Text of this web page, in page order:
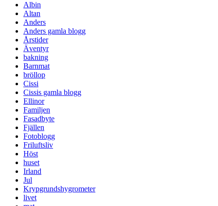
Albin
Altan
Anders
Anders gamla blogg
Årstider
Äventyr
bakning
Barnmat
bröllop
Cissi
Cissis gamla blogg
Ellinor
Familjen
Fasadbyte
Fjällen
Fotoblogg
Friluftsliv
Höst
huset
Irland
Jul
Krypgrundshygrometer
livet